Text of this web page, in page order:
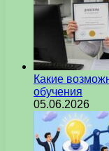
Какие
обучения
05.06.2026